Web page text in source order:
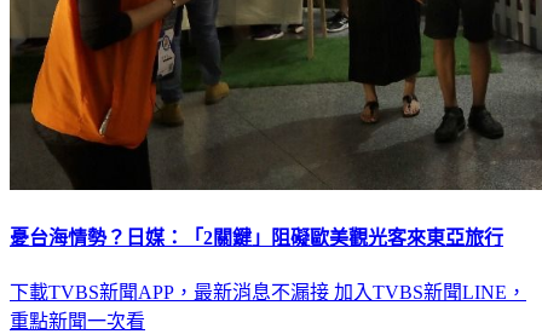
憂台海情勢？日媒：「2關鍵」阻礙歐美觀光客來東亞旅行
下載TVBS新聞APP，最新消息不漏接 加入TVBS新聞LINE，
重點新聞一次看